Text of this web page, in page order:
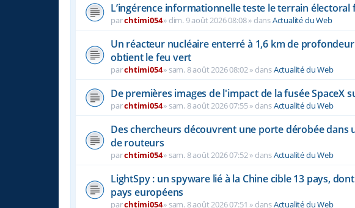
L’ingérence informationnelle teste le terrain électoral
parchtimi054» dim. 9 août 2026 08:08» dansActualité du Web
Un réacteur nucléaire enterré à 1,6 km de profondeur
obtient le feu vert
parchtimi054» sam. 8 août 2026 08:02» dansActualité du Web
De premières images de l'impact de la fusée SpaceX
parchtimi054» sam. 8 août 2026 07:55» dansActualité du Web
Des chercheurs découvrent une porte dérobée dans
de routeurs
parchtimi054» sam. 8 août 2026 07:52» dansActualité du Web
LightSpy : un spyware lié à la Chine cible 13 pays,
pays européens
parchtimi054» sam. 8 août 2026 07:51 » dansActualité du Web